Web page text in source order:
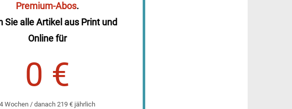
Premium-Abos.
Sie alle Artikel aus Print und
Online für
0 €
4 Wochen / danach 219 € jährlich